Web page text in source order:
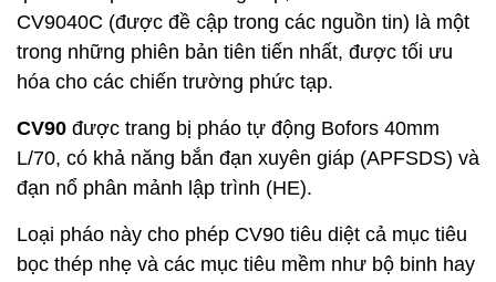
CV9040C (được đề cập trong các nguồn tin) là một
trong những phiên bản tiên tiến nhất, được tối ưu
hóa cho các chiến trường phức tạp.
CV90 được trang bị pháo tự động Bofors 40mm
L/70, có khả năng bắn đạn xuyên giáp (APFSDS) và
đạn nổ phân mảnh lập trình (HE).
Loại pháo này cho phép CV90 tiêu diệt cả mục tiêu
bọc thép nhẹ và các mục tiêu mềm như bộ binh hay